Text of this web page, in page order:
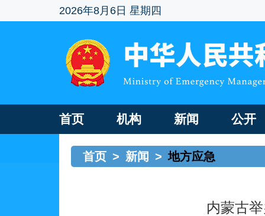
2026年8月6日 星期四
首页 机构 新闻 公开
首页 > 新闻 > 地方应急
内蒙古